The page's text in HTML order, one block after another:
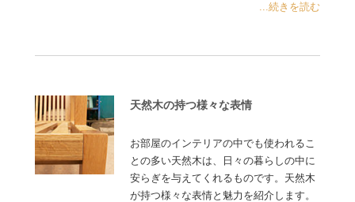
...続きを読む
天然木の持つ様々な表情
お部屋のインテリアの中でも使われるこ
との多い天然木は、日々の暮らしの中に
安らぎを与えてくれるものです。天然木
が持つ様々な表情と魅力を紹介します。